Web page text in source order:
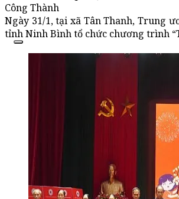
Công Thành
Ngày 31/1, tại xã Tân Thanh, Trung
tỉnh Ninh Bình tổ chức chương trình